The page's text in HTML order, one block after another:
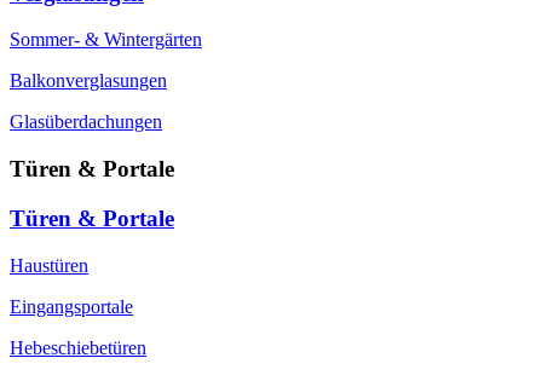
Sommer- & Wintergärten
Balkonverglasungen
Glasüberdachungen
Türen & Portale
Türen & Portale
Haustüren
Eingangsportale
Hebeschiebetüren